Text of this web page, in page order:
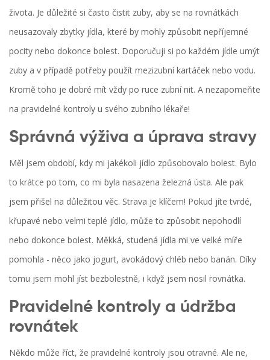
života. Je důležité si často čistit zuby, aby se na rovnátkách
neusazovaly zbytky jídla, které by mohly způsobit nepříjemné
pocity nebo dokonce bolest. Doporučuji si po každém jídle umýt
zuby a v případě potřeby použít mezizubní kartáček nebo vodu.
Kromě toho je dobré mít vždy po ruce zubní nit. A nezapomeňte
na pravidelné kontroly u svého zubního lékaře!
Správná výživa a úprava stravy
Měl jsem období, kdy mi jakékoli jídlo způsobovalo bolest. Bylo
to krátce po tom, co mi byla nasazena železná ústa. Ale pak
jsem přišel na důležitou věc. Strava je klíčem! Pokud jíte tvrdé,
křupavé nebo velmi teplé jídlo, může to způsobit nepohodlí
nebo dokonce bolest. Měkká, studená jídla mi ve velké míře
pomohla - něco jako jogurt, avokádový chléb nebo banán. Díky
tomu jsem mohl jíst bezbolestně, i když jsem nosil rovnátka.
Pravidelné kontroly a údržba
rovnátek
Někdo může říct, že pravidelné kontroly jsou otravné. Ale ne,